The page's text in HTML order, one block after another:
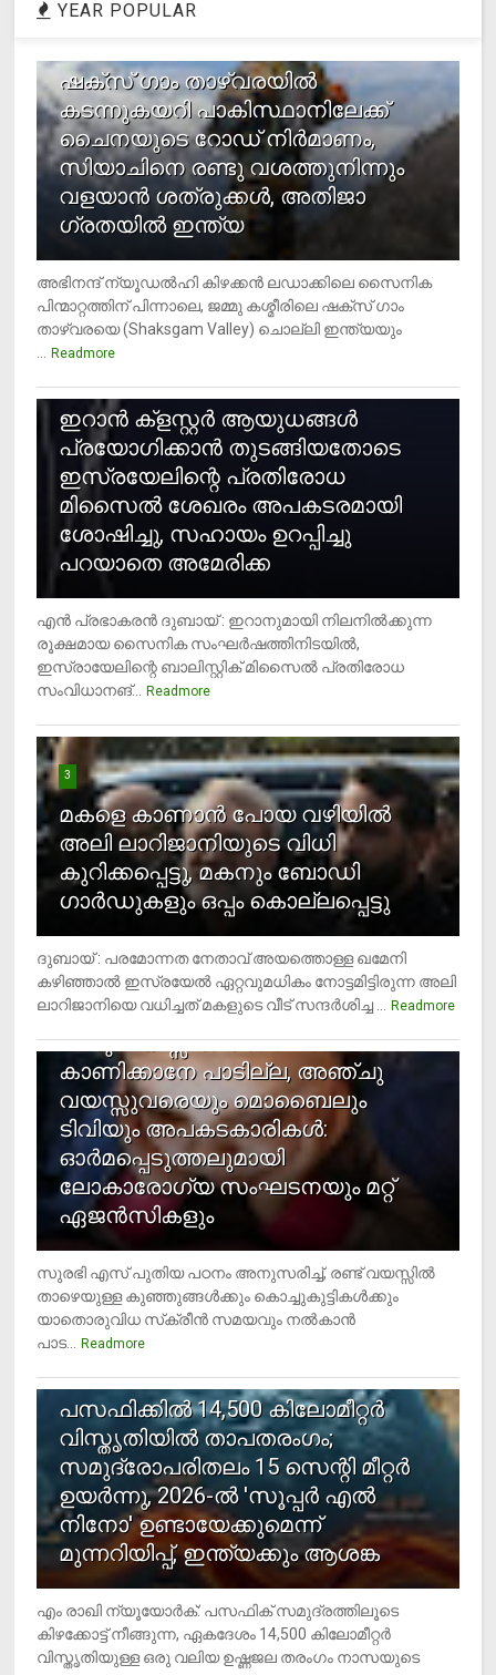
YEAR POPULAR
ഷക്സ് ​ഗാം താഴ്‌വരയിൽ
കടന്നുകയറി പാകിസ്ഥാനിലേക്ക്
ചൈനയുടെ റോഡ് നിർമാണം,
സിയാചിനെ രണ്ടു വശത്തുനിന്നും
വളയാൻ ശത്രുക്കൾ, അതിജാ​
ഗ്രതയിൽ ഇന്ത്യ
അഭിനന്ദ് ന്യൂഡൽഹി കിഴക്കൻ ലഡാക്കിലെ സൈനിക
പിന്മാറ്റത്തിന് പിന്നാലെ, ജമ്മു കശ്മീരിലെ ഷക്സ് ​ഗാം
താഴ്‌വരയെ (Shaksgam Valley) ചൊല്ലി ഇന്ത്യയും
... Readmore
ഇറാന്‍ ക്‌ളസ്റ്റര്‍ ആയുധങ്ങള്‍
പ്രയോഗിക്കാന്‍ തുടങ്ങിയതോടെ
ഇസ്രയേലിന്റെ പ്രതിരോധ
മിസൈല്‍ ശേഖരം അപകടരമായി
ശോഷിച്ചു, സഹായം ഉറപ്പിച്ചു
പറയാതെ അമേരിക്ക
എന്‍ പ്രഭാകരന്‍ ദുബായ് : ഇറാനുമായി നിലനില്‍ക്കുന്ന
രൂക്ഷമായ സൈനിക സംഘര്‍ഷത്തിനിടയില്‍,
ഇസ്രായേലിന്റെ ബാലിസ്റ്റിക് മിസൈല്‍ പ്രതിരോധ
സംവിധാനങ്... Readmore
3
മകളെ കാണാന്‍ പോയ വഴിയില്‍
അലി ലാറിജാനിയുടെ വിധി
കുറിക്കപ്പെട്ടു, മകനും ബോഡി
ഗാര്‍ഡുകളും ഒപ്പം കൊല്ലപ്പെട്ടു
ദുബായ് : പരമോന്നത നേതാവ് അയത്തൊള്ള ഖമേനി
കഴിഞ്ഞാല്‍ ഇസ്രയേല്‍ ഏറ്റവുമധികം നോട്ടമിട്ടിരുന്ന അലി
ലാറിജാനിയെ വധിച്ചത് മകളുടെ വീട് സന്ദര്‍ശിച്ച ... Readmore
4
രണ്ടു വയസ്സില്‍ താഴെ സ്‌ക്രീന്‍
കാണിക്കാനേ പാടില്ല, അഞ്ചു
വയസ്സുവരെയും മൊബൈലും
ടിവിയും അപകടകാരികള്‍:
ഓര്‍മപ്പെടുത്തലുമായി
ലോകാരോഗ്യ സംഘടനയും മറ്റ്
ഏജന്‍സികളും
സുരഭി എസ് പുതിയ പഠനം അനുസരിച്ച്, രണ്ട് വയസ്സില്‍
താഴെയുള്ള കുഞ്ഞുങ്ങള്‍ക്കും കൊച്ചുകുട്ടികള്‍ക്കും
യാതൊരുവിധ സ്‌ക്രീന്‍ സമയവും നല്‍കാന്‍
പാട... Readmore
പസഫിക്കില്‍ 14,500 കിലോമീറ്റര്‍
വിസ്തൃതിയില്‍ താപതരംഗം;
സമുദ്രോപരിതലം 15 സെന്റി മീറ്റര്‍
ഉയര്‍ന്നു, 2026-ല്‍ 'സൂപ്പര്‍ എല്‍
നിനോ' ഉണ്ടായേക്കുമെന്ന്
മുന്നറിയിപ്പ്, ഇന്ത്യക്കും ആശങ്ക
എം രാഖി ന്യൂയോര്‍ക്: പസഫിക് സമുദ്രത്തിലൂടെ
കിഴക്കോട്ട് നീങ്ങുന്ന, ഏകദേശം 14,500 കിലോമീറ്റര്‍
വിസ്തൃതിയുള്ള ഒരു വലിയ ഉഷ്ണജല തരംഗം നാസയുടെ